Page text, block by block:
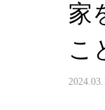
家
こ